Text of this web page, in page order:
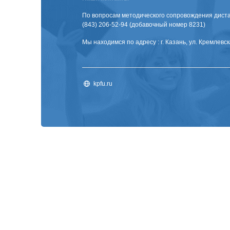
По вопросам методического сопровождения
(843) 206-52-94 (добавочный номер 8231)
Мы находимся по адресу : г. Казань, ул.
kpfu.ru